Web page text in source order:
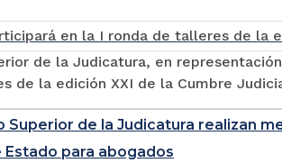
de la Judicatura, en
de la edición XXI de la Cumbre
Superior de la Judicatura realizan
Estado para abogados